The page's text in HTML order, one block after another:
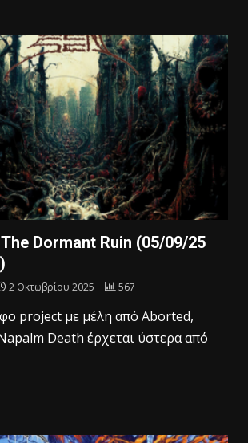
The Dormant Ruin (05/09/25
2 Οκτωβρίου 2025 567
project με μέλη από Aborted,
Death έρχεται ύστερα από